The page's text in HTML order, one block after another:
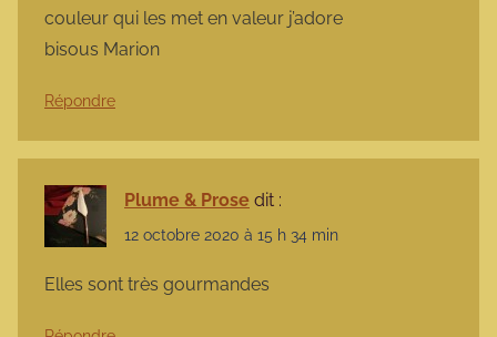
couleur qui les met en valeur j’adore
bisous Marion
Répondre
Plume & Prose dit :
12 octobre 2020 à 15 h 34 min
Elles sont très gourmandes